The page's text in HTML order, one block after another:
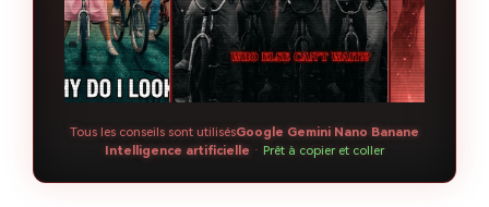
Tous les conseils sont utilisésGoogle Gemini Nano Banane
Intelligence artificielle · Prêt à copier et coller